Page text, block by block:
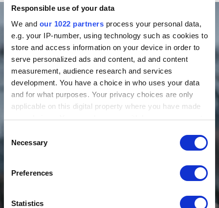
Responsible use of your data
We and our 1022 partners process your personal data,
e.g. your IP-number, using technology such as cookies to
store and access information on your device in order to
serve personalized ads and content, ad and content
measurement, audience research and services
development. You have a choice in who uses your data
and for what purposes. Your privacy choices are only
applicable on this digital property where you have made
your choices. You can change or withdraw your consent
the Privacy trigger icon.
Collect information about your geographical location
Identify your device by actively scanning it for
Selection
Necessary
Preferences
Statistics